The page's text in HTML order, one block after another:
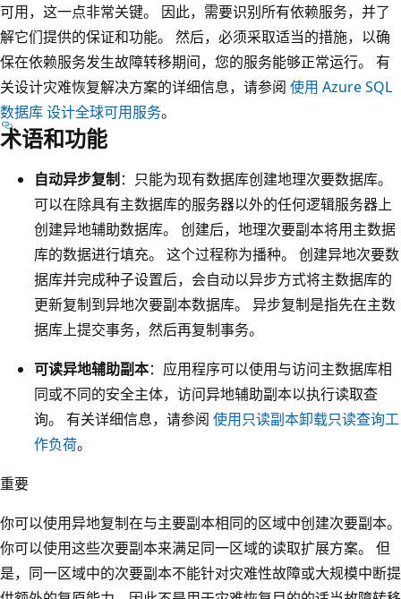
可用，这一点非常关键。 因此，需要识别所有依赖服务，并了
解它们提供的保证和功能。 然后，必须采取适当的措施，以确
保在依赖服务发生故障转移期间，您的服务能够正常运行。 有
关设计灾难恢复解决方案的详细信息，请参阅 使用 Azure SQL
数据库 设计全球可用服务。
术语和功能
自动异步复制：只能为现有数据库创建地理次要数据库。
可以在除具有主数据库的服务器以外的任何逻辑服务器上
创建异地辅助数据库。 创建后，地理次要副本将用主数据
库的数据进行填充。 这个过程称为播种。 创建异地次要数
据库并完成种子设置后，会自动以异步方式将主数据库的
更新复制到异地次要副本数据库。 异步复制是指先在主数
据库上提交事务，然后再复制事务。
可读异地辅助副本：应用程序可以使用与访问主数据库相
同或不同的安全主体，访问异地辅助副本以执行读取查
询。 有关详细信息，请参阅 使用只读副本卸载只读查询工
作负荷。
重要
你可以使用异地复制在与主要副本相同的区域中创建次要副本。
你可以使用这些次要副本来满足同一区域的读取扩展方案。 但
是，同一区域中的次要副本不能针对灾难性故障或大规模中断提